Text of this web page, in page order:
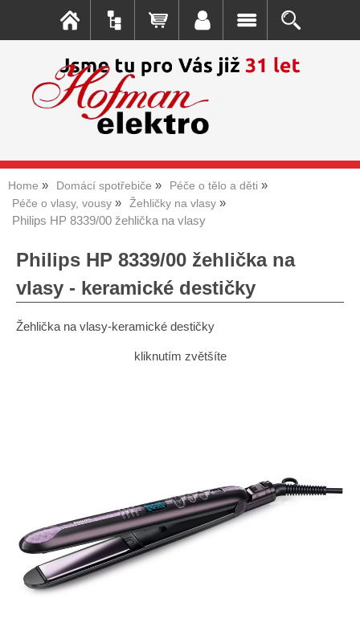
Home Domácí spotřebiče
Péče o tělo a děti
Péče o vlasy, vousy
Žehličky na vlasy
Philips HP 8339/00 žehlička na vlasy
Philips HP 8339/00 žehlička na
vlasy - keramické destičky
Žehlička na vlasy-keramické destičky
kliknutím zvětšíte